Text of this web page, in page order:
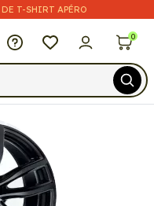
T-SHIRT APÉRO
0